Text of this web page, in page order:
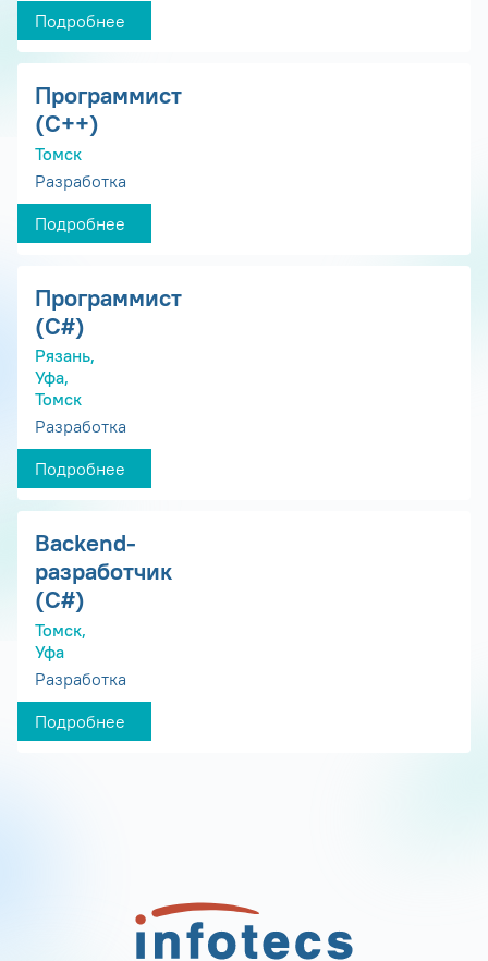
Подробнее
Программист
(С++)
Томск
Разработка
Подробнее
Программист
(С#)
Рязань,
Уфа,
Томск
Разработка
Подробнее
Backend-
разработчик
(C#)
Томск,
Уфа
Разработка
Подробнее